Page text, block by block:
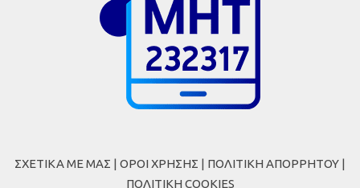
ΣΧΕΤΙΚΑ ΜΕ ΜΑΣ | ΟΡΟΙ ΧΡΗΣΗΣ | ΠΟΛΙΤΙΚΗ ΑΠΟΡΡΗΤΟΥ |
ΠΟΛΙΤΙΚΗ COOKIES